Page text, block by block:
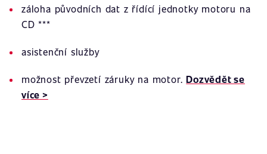
záloha původních dat z řídící jednotky motoru na
CD ***
asistenční služby
možnost převzetí záruky na motor.Dozvědět se
více >